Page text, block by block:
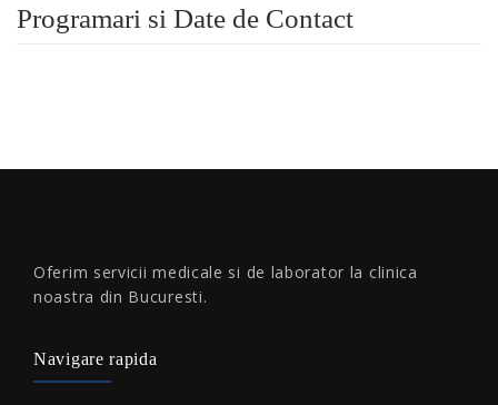
Programari si Date de Contact
Oferim servicii medicale si de laborator la clinica
noastra din Bucuresti.
Navigare rapida